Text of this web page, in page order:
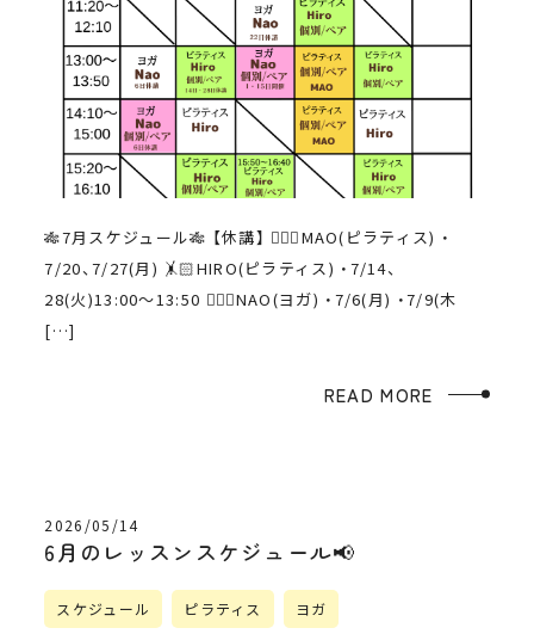
🎋7月スケジュール🎋 【休講】 🤸🏼‍♀️MAO(ピラティス) ・
7/20、7/27(月) 🤸🏻HIRO(ピラティス) ・7/14、
28(火)13:00〜13:50 🧘🏻‍♀️NAO(ヨガ) ・7/6(月) ・7/9(木
[…]
READ MORE
2026/05/14
6月のレッスンスケジュール📢
スケジュール ピラティス ヨガ